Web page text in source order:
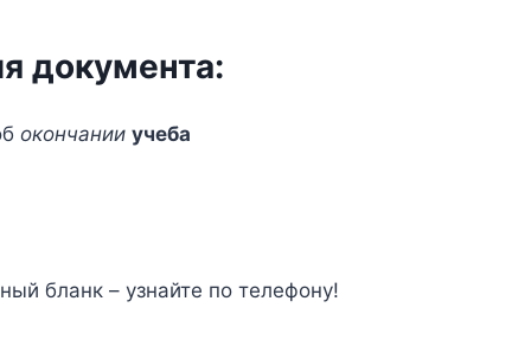
документа:
окончании учеба
бланк – узнайте по телефону!